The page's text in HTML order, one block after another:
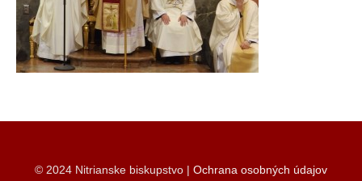
© 2024 Nitrianske biskupstvo | Ochrana osobných údajov